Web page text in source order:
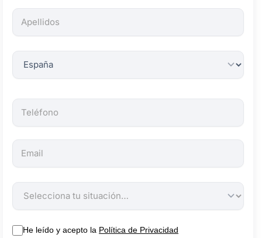
son
obligatorios.
He leído y acepto la Política de Privacidad